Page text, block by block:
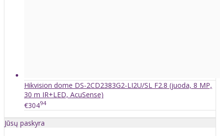
Hikvision dome DS-2CD2383G2-LI2U/SL F2.8 (juoda, 8 MP,
30 m IR+LED, AcuSense)
€30494
Jūsų paskyra